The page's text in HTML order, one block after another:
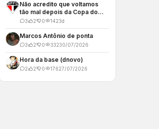
Não acredito que voltamos
tão mal depois da Copa do
Mundo
3 2 0 1423d
Marcos Antônio de ponta
3 2 0 33230/07/2026
Hora da base (dnovo)
2 2 0 17627/07/2026